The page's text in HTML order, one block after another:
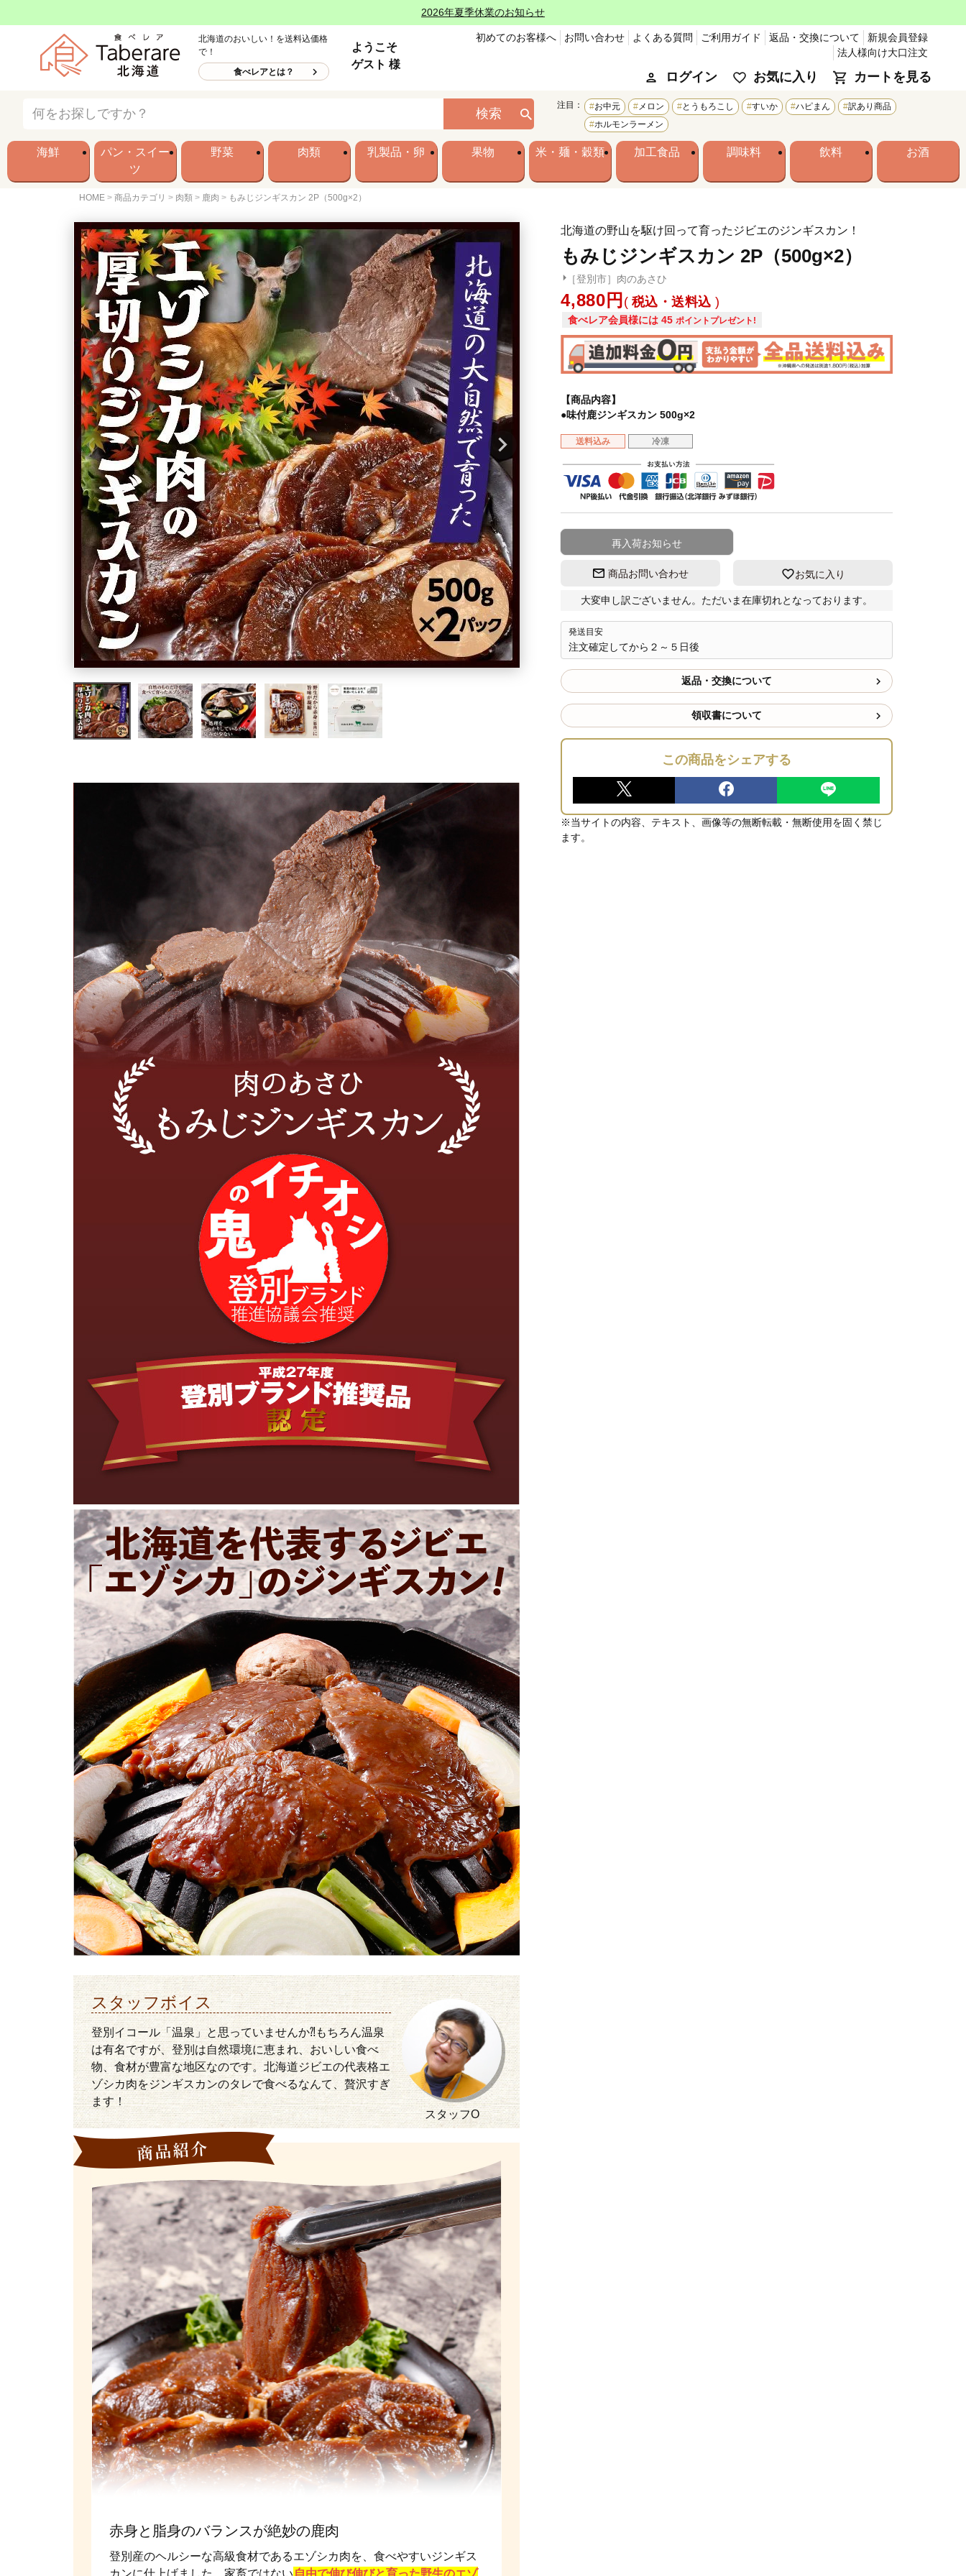
2026年夏季休業のお知らせ
北海道のおいしい！を送料込価格
で！
食べレアとは？
ようこそ
ゲスト 様
初めてのお客様へ お問い合わせ よくある質問 ご利用ガイド 返品・交換について
新規会員登録
法人様向け大口注文
ログイン お気に入り カートを見る
検索
注目： お中元 メロン とうもろこし すいか ハピまん
訳あり商品
ホルモンラーメン
海鮮
パン・スイー
ツ
野菜 肉類 乳製品・卵 果物 米・麺・穀類 加工食品 調味料 飲料 お酒
HOME 商品カテゴリ 肉類 鹿肉 もみじジンギスカン 2P（500g×2）
北海道の野山を駆け回って育ったジビエのジンギスカン！
もみじジンギスカン 2P（500g×2）
［登別市］肉のあさひ
4,880 税込・送料込
食べレア会員様には 45 ポイントプレゼント!
【商品内容】
●味付鹿ジンギスカン 500g×2
送料込み 冷凍
再入荷お知らせ
商品お問い合わせ お気に入り
大変申し訳ございません。ただいま在庫切れとなっております。
発送目安
注文確定してから２～５日後
返品・交換について
領収書について
この商品をシェアする
※当サイトの内容、テキスト、画像等の無断転載・無断使用を固く禁じ
ます。
スタッフボイス
登別イコール「温泉」と思っていませんか⁈もちろん温泉
は有名ですが、登別は自然環境に恵まれ、おいしい食べ
物、食材が豊富な地区なのです。北海道ジビエの代表格エ
ゾシカ肉をジンギスカンのタレで食べるなんて、贅沢すぎ
ます！
スタッフO
赤身と脂身のバランスが絶妙の鹿肉
登別産のヘルシーな高級食材であるエゾシカ肉を、食べやすいジンギス
カンに仕上げました。家畜ではない 自由で伸び伸びと育った野生のエゾ